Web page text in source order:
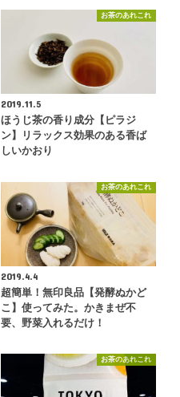
お茶のあれこれ
2019.11.5
ほうじ茶の香り成分【ピラジ
ン】リラックス効果のある香ば
しいかおり
お茶のあれこれ
2019.4.4
超簡単！無印良品【発酵ぬかど
こ】使ってみた。かきまぜ不
要、野菜入れるだけ！
お茶のあれこれ